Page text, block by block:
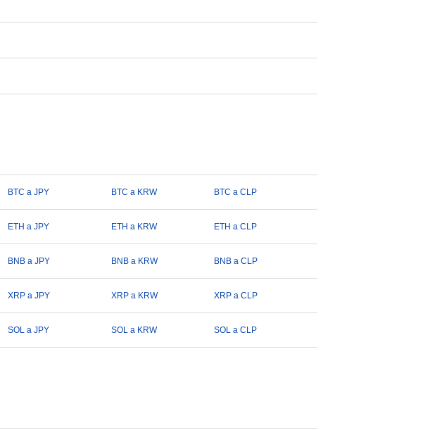
BTC a JPY BTC a KRW BTC a CLP
ETH a JPY ETH a KRW ETH a CLP
BNB a JPY BNB a KRW BNB a CLP
XRP a JPY XRP a KRW XRP a CLP
SOL a JPY SOL a KRW SOL a CLP